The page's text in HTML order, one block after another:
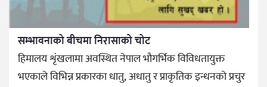
सम्भावनाको बीचमा निरासाको चोट
हिमालय शृंखलामा अवस्थित नेपाल भौगर्भिक विविधतायुक्त
भएकाले विभिन्न प्रकारका धातु, अधातु र प्राकृतिक इन्धनको प्रचुर